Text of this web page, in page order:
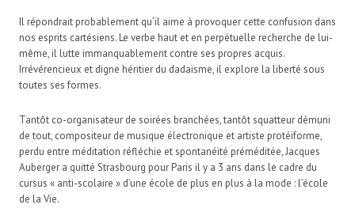
Il répondrait probablement qu’il aime à provoquer cette confusion dans
nos esprits cartésiens. Le verbe haut et en perpétuelle recherche de lui-
même, il lutte immanquablement contre ses propres acquis.
Irrévérencieux et digne héritier du dadaïsme, il explore la liberté sous
toutes ses formes.
Tantôt co-organisateur de soirées branchées, tantôt squatteur démuni
de tout, compositeur de musique électronique et artiste protéiforme,
perdu entre méditation réfléchie et spontanéité préméditée, Jacques
Auberger a quitté Strasbourg pour Paris il y a 3 ans dans le cadre du
cursus « anti-scolaire » d’une école de plus en plus à la mode : l’école
de la Vie.